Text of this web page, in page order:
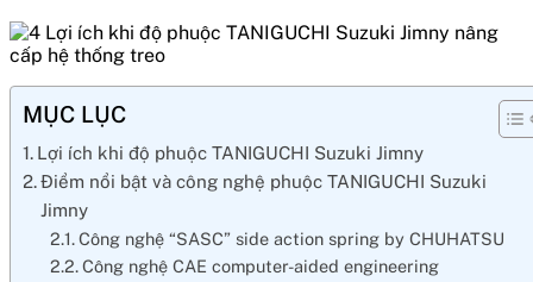
MỤC LỤC
Lợi ích khi độ phuộc TANIGUCHI Suzuki Jimny
Điểm nổi bật và công nghệ phuộc TANIGUCHI Suzuki
Jimny
Công nghệ “SASC” side action spring by CHUHATSU
Công nghệ CAE computer-aided engineering